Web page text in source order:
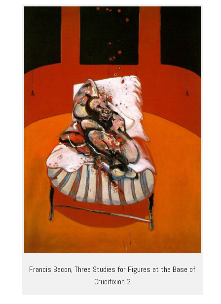
Francis Bacon, Three Studies for Figures at the Base of
Crucifixion 2